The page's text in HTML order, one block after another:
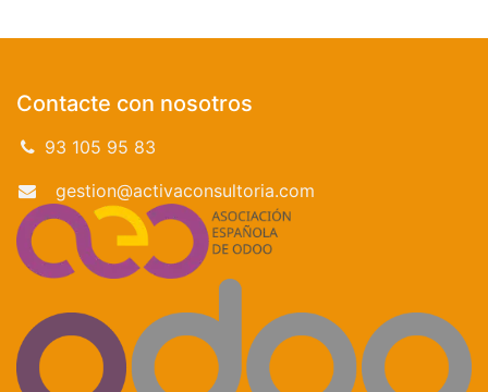
Contacte con nosotros
93 105 95 83
gestion@activaconsultoria.com